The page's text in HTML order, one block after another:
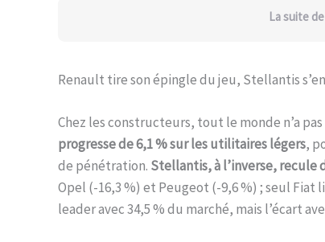
La suite
Renault tire son épingle du jeu, Stellantis
Chez les constructeurs, tout le monde n’a
progresse de 6,1 % sur les utilitaires légers,
de pénétration. Stellantis, à l’inverse, recule
Opel (-16,3 %) et Peugeot (-9,6 %) ; seul
leader avec 34,5 % du marché, mais l’écart